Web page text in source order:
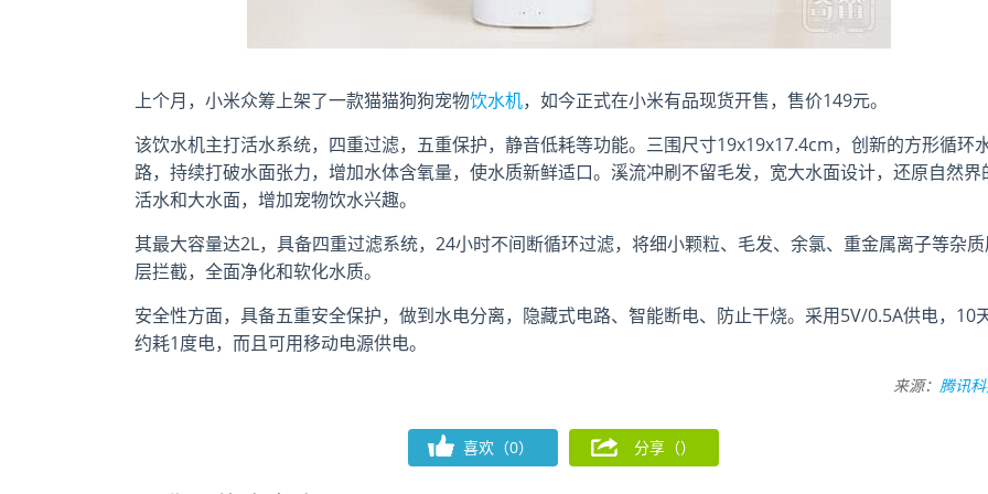
上个月，小米众筹上架了一款猫猫狗狗宠物饮水机，如今正式在小米有品现货开售，售价149元。
该饮水机主打活水系统，四重过滤，五重保护，静音低耗等功能。三围尺寸19x19x17.4cm，创新的方形循环
路，持续打破水面张力，增加水体含氧量，使水质新鲜适口。溪流冲刷不留毛发，宽大水面设计，还原自然界
活水和大水面，增加宠物饮水兴趣。
其最大容量达2L，具备四重过滤系统，24小时不间断循环过滤，将细小颗粒、毛发、余氯、重金属离子等杂质
层拦截，全面净化和软化水质。
安全性方面，具备五重安全保护，做到水电分离，隐藏式电路、智能断电、防止干烧。采用5V/0.5A供电，10
约耗1度电，而且可用移动电源供电。
来源： 腾讯
喜欢（0） 分享（）